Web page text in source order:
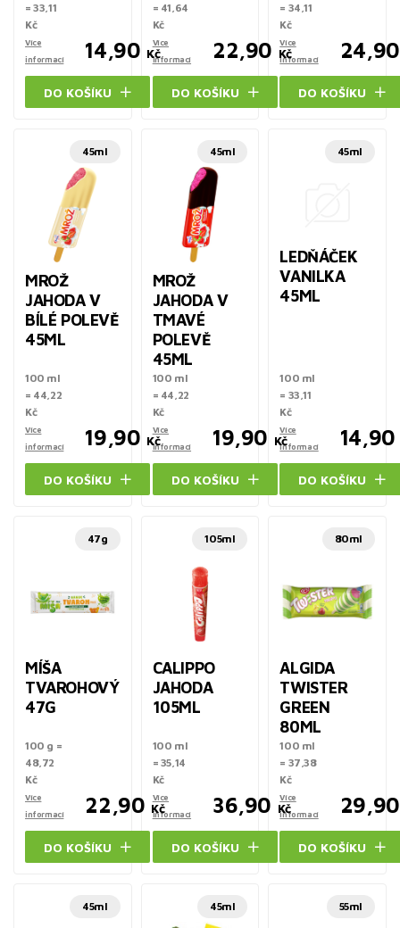
= 33,11
Kč
Více
informací
14,90 Kč
DO KOŠÍKU
= 41,64
Kč
Více
informací
22,90 Kč
DO KOŠÍKU
= 34,11
Kč
Více
informací
24,90
DO KOŠÍKU
45ml
MROŽ
JAHODA V
BÍLÉ POLEVĚ
45ML
100 ml
= 44,22
Kč
Více
informací
19,90 Kč
DO KOŠÍKU
45ml
MROŽ
JAHODA V
TMAVÉ
POLEVĚ
45ML
100 ml
= 44,22
Kč
Více
informací
19,90 Kč
DO KOŠÍKU
45ml
LEDŇÁČEK
VANILKA
45ML
100 ml
= 33,11
Kč
Více
informací
14,90
DO KOŠÍKU
47g
MÍŠA
TVAROHOVÝ
47G
100 g =
48,72
Kč
Více
informací
22,90 Kč
DO KOŠÍKU
105ml
CALIPPO
JAHODA
105ML
100 ml
= 35,14
Kč
Více
informací
36,90 Kč
DO KOŠÍKU
80ml
ALGIDA
TWISTER
GREEN
80ML
100 ml
= 37,38
Kč
Více
informací
29,90
DO KOŠÍKU
45ml 45ml 55ml